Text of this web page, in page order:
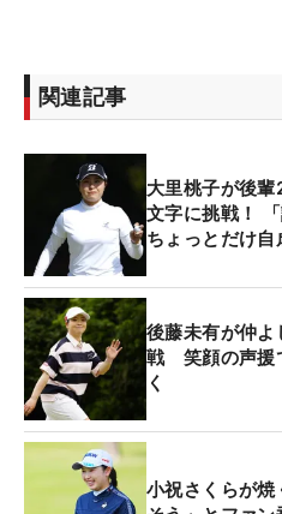
関連記事
大里桃子が後
文字に挑戦！
ちょっとだけ自
後藤未有が仲
戦 笑顔の声援
く
小祝さくらが